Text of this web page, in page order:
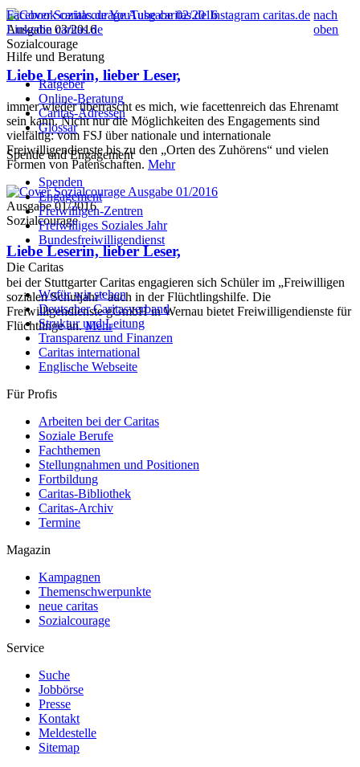
Ausgabe 03/2016
Sozialcourage
Liebe Leserin, lieber Leser,
immer wieder überrascht es mich, wie facettenreich das Ehrenamt
sein kann. Nicht nur die Möglichkeiten des Engagements sind
vielfältig: vom FSJ über nationale und internationale
Freiwilligendienste bis zu den „Orten des Zuhörens“ und vielen
Formen von Patenschaften. Mehr
Ausgabe 01/2016
Sozialcourage
Liebe Leserin, lieber Leser,
bei der Stuttgarter Caritas engagieren sich Schüler im „Freiwilligen
sozialen Schuljahr“ auch in der Flüchtlingshilfe. Die
Freiwilligendienste gGmbH in Wernau bietet Freiwilligendienste für
Flüchtlinge an.Mehr
Facebook caritas.deYouTube caritas.de Instagram caritas.de
Linkedin caritas.de
nach
oben
Hilfe und Beratung
Ratgeber
Online-Beratung
Caritas-Adressen
Glossar
Spende und Engagement
Spenden
Engagement
Freiwilligen-Zentren
Freiwilliges Soziales Jahr
Bundesfreiwilligendienst
Die Caritas
Wofür wir stehen
Deutscher Caritasverband
Struktur und Leitung
Transparenz und Finanzen
Caritas international
Englische Webseite
Für Profis
Arbeiten bei der Caritas
Soziale Berufe
Fachthemen
Stellungnahmen und Positionen
Fortbildung
Caritas-Bibliothek
Caritas-Archiv
Termine
Magazin
Kampagnen
Themenschwerpunkte
neue caritas
Sozialcourage
Service
Suche
Jobbörse
Presse
Kontakt
Meldestelle
Sitemap